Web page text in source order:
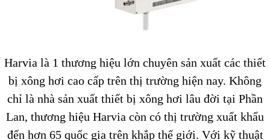
Harvia là 1 thương hiệu lớn chuyên sản xuất các thiết
bị xông hơi cao cấp trên thị trường hiện nay. Không
chỉ là nhà sản xuất thiết bị xông hơi lâu đời tại Phần
Lan, thương hiệu Harvia còn có thị trường xuất khẩu
đến hơn 65 quốc gia trên khắp thế giới. Với kỹ thuật